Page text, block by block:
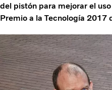
del pistón para mejorar el
Premio a la Tecnología 2017